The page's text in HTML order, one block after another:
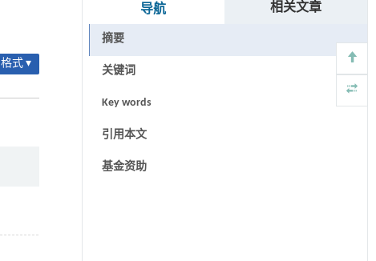
式 ▾
导航 相关文章
摘要
关键词
Key words
引用本文
基金资助